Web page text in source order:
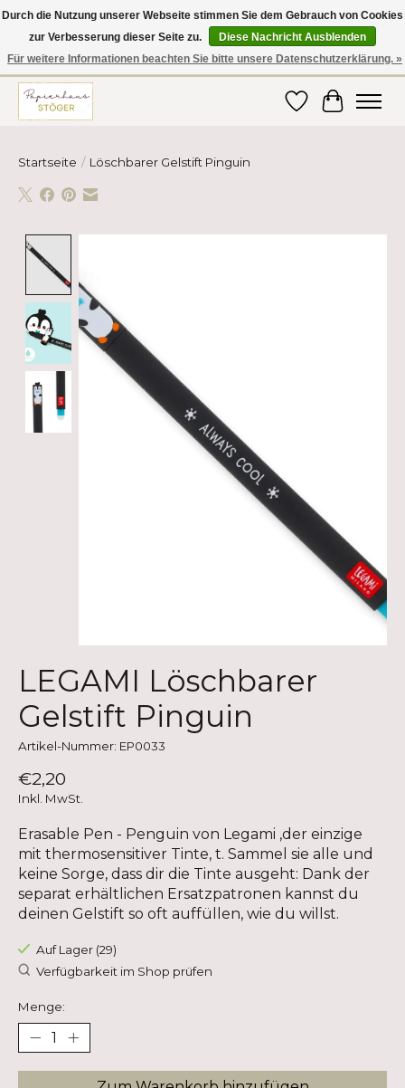
Hier finden Sie hochwertige Produkte im Bereich Schule, Büro, Papier,
Schreiben und vieles mehr! Erhalten Sie Ihre Bestellung bequem nach
Hause oder ins Büro geliefert!
Wunschzettel
Ihr
Startseite / Löschbarer Gelstift Pinguin
LEGAMI Löschbarer
Gelstift Pinguin
Artikel-Nummer: EP0033
€2,20
Inkl. MwSt.
Erasable Pen - Penguin von Legami ,der einzige
mit thermosensitiver Tinte, t. Sammel sie alle und
keine Sorge, dass dir die Tinte ausgeht: Dank der
separat erhältlichen Ersatzpatronen kannst du
deinen Gelstift so oft auffüllen, wie du willst.
Auf Lager (29)
Verfügbarkeit im Shop prüfen
Menge:
Durch die Nutzung unserer Webseite stimmen Sie dem Gebrauch von Cookies
zur Verbesserung dieser Seite zu.
Diese Nachricht Ausblenden
Für weitere Informationen beachten Sie bitte unsere Datenschutzerklärung. »